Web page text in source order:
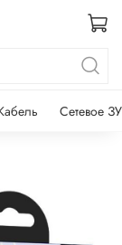
Сетевое ЗУ